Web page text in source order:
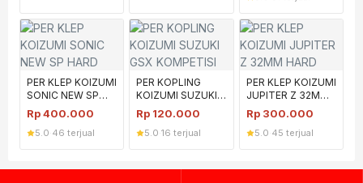
PER KLEP KOIZUMI
SONIC NEW SP
HARD
Rp400.000
5.0 46 terjual
PER KOPLING
KOIZUMI SUZUKI
GSX KOMPETISI
Rp 120.000
5.0 ·16 terjual
PER KLEP KOIZUMI
JUPITER Z 32MM
HARD
Rp 300.000
5.0 45 terjual